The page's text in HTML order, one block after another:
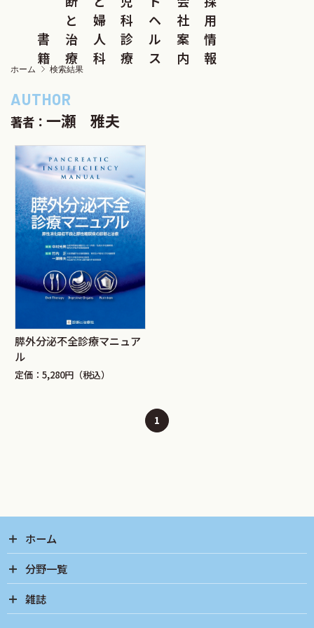
書
籍
と
治
療
婦
人
科
科
診
療
ヘ
ル
ス
社
案
内
用
情
報
ホーム 検索結果
著者： 一瀬 雅夫
膵外分泌不全診療マニュア
ル
定価：5,280円（税込）
1
ホーム
分野一覧
雑誌